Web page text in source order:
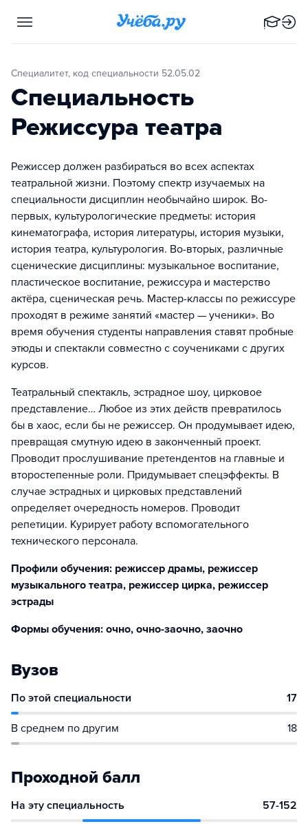
Специалитет, код специальности 52.05.02
Специальность
Режиссура театра
Режиссер должен разбираться во всех аспектах
театральной жизни. Поэтому спектр изучаемых на
специальности дисциплин необычайно широк. Во-
первых, культурологические предметы: история
кинематографа, история литературы, история музыки,
история театра, культурология. Во-вторых, различные
сценические дисциплины: музыкальное воспитание,
пластическое воспитание, режиссура и мастерство
актёра, сценическая речь. Мастер-классы по режиссуре
проходят в режиме занятий «мастер — ученики». Во
время обучения студенты направления ставят пробные
этюды и спектакли совместно с соучениками с других
курсов.
Театральный спектакль, эстрадное шоу, цирковое
представление… Любое из этих действ превратилось
бы в хаос, если бы не режиссер. Он продумывает идею,
превращая смутную идею в законченный проект.
Проводит прослушивание претендентов на главные и
второстепенные роли. Придумывает спецэффекты. В
случае эстрадных и цирковых представлений
определяет очередность номеров. Проводит
репетиции. Курирует работу вспомогательного
технического персонала.
Профили обучения: режиссер драмы, режиссер
музыкального театра, режиссер цирка, режиссер
эстрады
Формы обучения: очно, очно-заочно, заочно
Вузов
По этой специальности 17
В среднем по другим 18
Проходной балл
На эту специальность 57-152